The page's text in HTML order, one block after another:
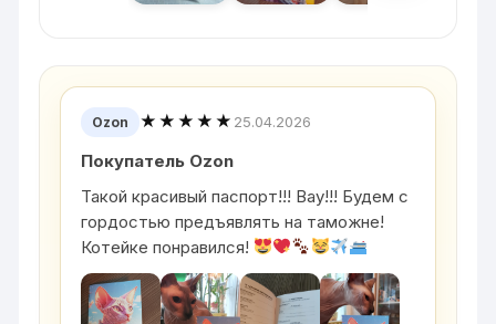
Ozon ★★★★★ 25.04.2026
Покупатель Ozon
Такой красивый паспорт!!! Вау!!! Будем с
гордостью предъявлять на таможне!
Котейке понравился!